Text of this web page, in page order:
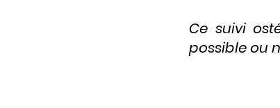
Ce suivi
possible ou